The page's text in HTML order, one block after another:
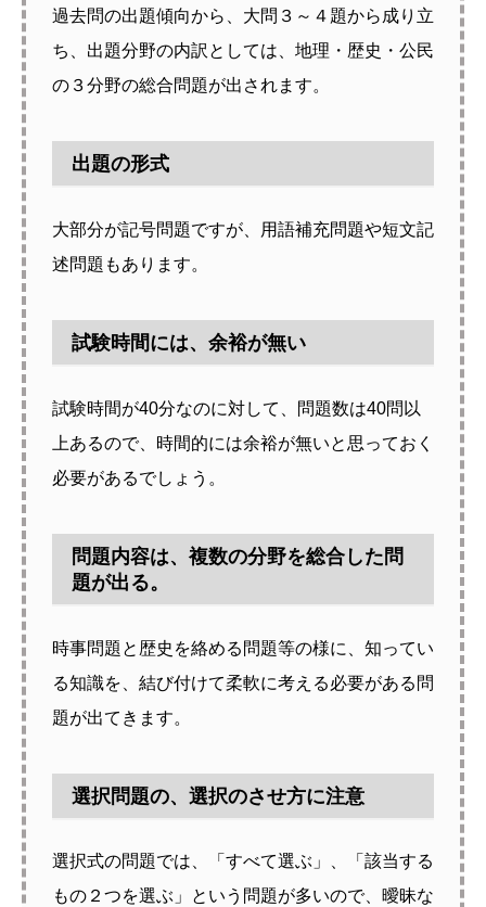
過去問の出題傾向から、大問３～４題から成り立
ち、出題分野の内訳としては、地理・歴史・公民
の３分野の総合問題が出されます。
出題の形式
大部分が記号問題ですが、用語補充問題や短文記
述問題もあります。
試験時間には、余裕が無い
試験時間が40分なのに対して、問題数は40問以
上あるので、時間的には余裕が無いと思っておく
必要があるでしょう。
問題内容は、複数の分野を総合した問
題が出る。
時事問題と歴史を絡める問題等の様に、知ってい
る知識を、結び付けて柔軟に考える必要がある問
題が出てきます。
選択問題の、選択のさせ方に注意
選択式の問題では、「すべて選ぶ」、「該当する
もの２つを選ぶ」という問題が多いので、曖昧な